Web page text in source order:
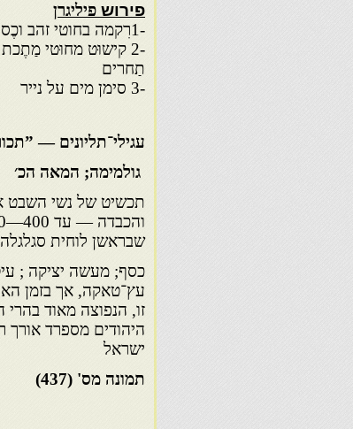
פירוש פיליגרן
-1רִקמה בחוטי זהב וכֶסף
-2 קישוּט מחוּטי
תַחרים
-3 סימן מים על נייר
עגילי־תליונים —
גולמימה; המאה הכ׳
תכשיט של נשי השבט
שבראשן לוחית
כסף; מעשה יציקה ;
עץ־טאקה, אך בזמן
זו, הנפוצה מאוד
ישראל
תמונה מס' (437)